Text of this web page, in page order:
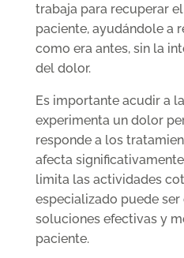
trabaja para recuperar
paciente, ayudándole a
como era antes, sin la
del dolor.
Es importante acudir a
experimenta un dolor
responde a los
afecta
limita las actividades
especializado puede
soluciones efectivas y
paciente.